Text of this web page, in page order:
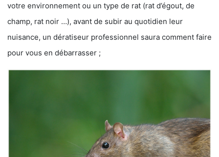
votre environnement ou un type de rat (rat d’égout, de
champ, rat noir …), avant de subir au quotidien leur
nuisance, un dératiseur professionnel saura comment faire
pour vous en débarrasser ;